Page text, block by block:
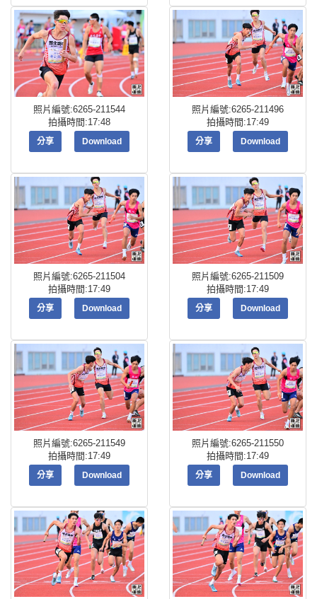
照片編號:6265-211544
拍攝時間:17:48
分享 Download
照片編號:6265-211496
拍攝時間:17:49
分享 Download
照片編號:6265-211504
拍攝時間:17:49
分享 Download
照片編號:6265-211509
拍攝時間:17:49
分享 Download
照片編號:6265-211549
拍攝時間:17:49
分享 Download
照片編號:6265-211550
拍攝時間:17:49
分享 Download